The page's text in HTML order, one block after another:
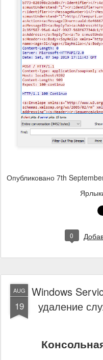
Опубликовано 7th
0
AUG
19
Windows
удаление